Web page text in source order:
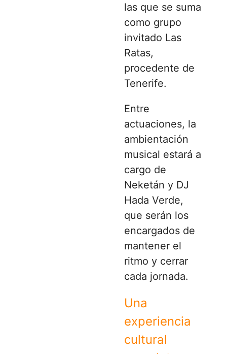
las que se suma
como grupo
invitado Las
Ratas,
procedente de
Tenerife.
Entre
actuaciones, la
ambientación
musical estará a
cargo de
Neketán y DJ
Hada Verde,
que serán los
encargados de
mantener el
ritmo y cerrar
cada jornada.
Una
experiencia
cultural